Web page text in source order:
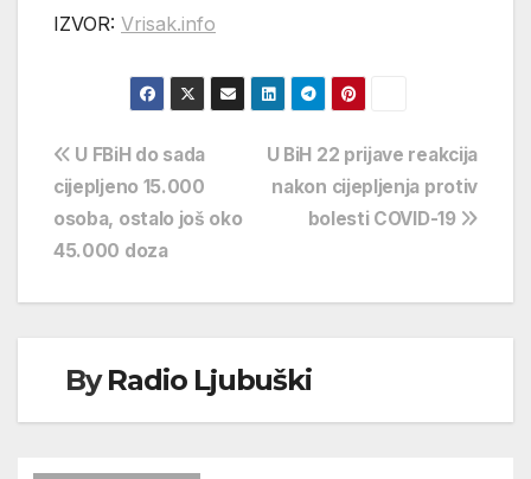
IZVOR: Vrisak.info
Navigacija
objava
U BiH 22 prijave reakcija
nakon cijepljenja protiv
bolesti COVID-19
U FBiH do sada
cijepljeno 15.000
osoba, ostalo još oko
45.000 doza
ByRadio Ljubuški